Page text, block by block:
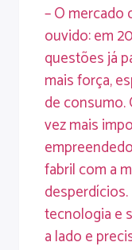
– O mercado
ouvido: em
questões já
mais força,
de consumo.
vez mais
fabril com a
tecnologia e
a lado e